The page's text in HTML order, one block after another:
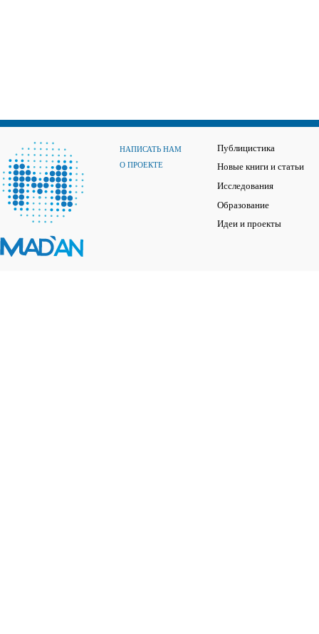
НАПИСАТЬ НАМ
О ПРОЕКТЕ
Публицистика
Новые книги и статьи
Исследования
Образование
Идеи и проекты